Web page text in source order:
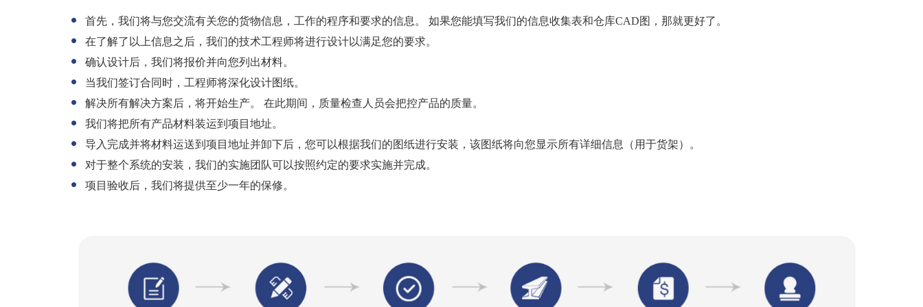
首先，我们将与您交流有关您的货物信息，工作的程序和要求的信息。 如果您能填写我们的信息收集表和仓库CAD图，那就更好了。
在了解了以上信息之后，我们的技术工程师将进行设计以满足您的要求。
确认设计后，我们将报价并向您列出材料。
当我们签订合同时，工程师将深化设计图纸。
解决所有解决方案后，将开始生产。 在此期间，质量检查人员会把控产品的质量。
我们将把所有产品材料装运到项目地址。
导入完成并将材料运送到项目地址并卸下后，您可以根据我们的图纸进行安装，该图纸将向您显示所有详细信息（用于货架）。
对于整个系统的安装，我们的实施团队可以按照约定的要求实施并完成。
项目验收后，我们将提供至少一年的保修。